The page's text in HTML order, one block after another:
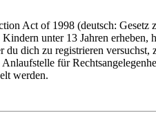
Act of 1998 (deutsch:
unter 13 Jahren
dich zu registrieren
für
werden.